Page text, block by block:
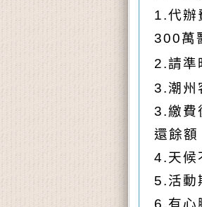
1.代辦
300萬
2.請準
3.潮州
3.繳費
還餘額
4.天候
5.活動
6.有心